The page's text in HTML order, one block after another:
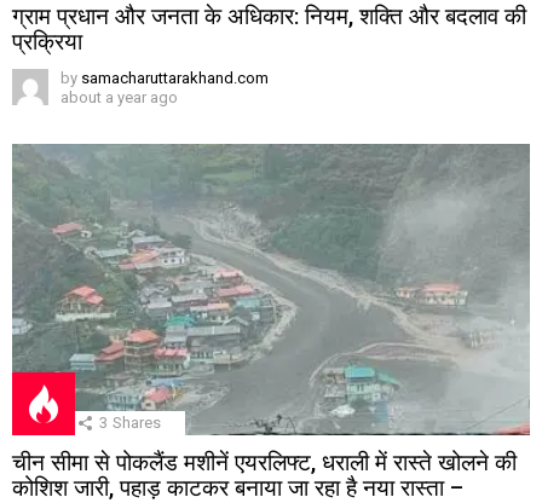
ग्राम प्रधान और जनता के अधिकार: नियम, शक्ति और बदलाव की
प्रक्रिया
by samacharuttarakhand.com
about a year ago
3 Shares
चीन सीमा से पोकलैंड मशीनें एयरलिफ्ट, धराली में रास्ते खोलने की
कोशिश जारी, पहाड़ काटकर बनाया जा रहा है नया रास्ता –